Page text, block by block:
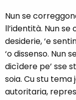
Nun se
ll’identità. Nun
desiderie, ‘e
‘o dissenso. Nun
dicìdere pe’ sse
soia. Cu stu tema
autoritaria,